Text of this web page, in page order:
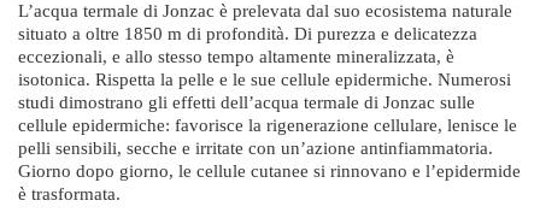
L’acqua termale di Jonzac è prelevata dal suo ecosistema naturale
situato a oltre 1850 m di profondità. Di purezza e delicatezza
eccezionali, e allo stesso tempo altamente mineralizzata, è
isotonica. Rispetta la pelle e le sue cellule epidermiche. Numerosi
studi dimostrano gli effetti dell’acqua termale di Jonzac sulle
cellule epidermiche: favorisce la rigenerazione cellulare, lenisce le
pelli sensibili, secche e irritate con un’azione antinfiammatoria.
Giorno dopo giorno, le cellule cutanee si rinnovano e l’epidermide
è trasformata.